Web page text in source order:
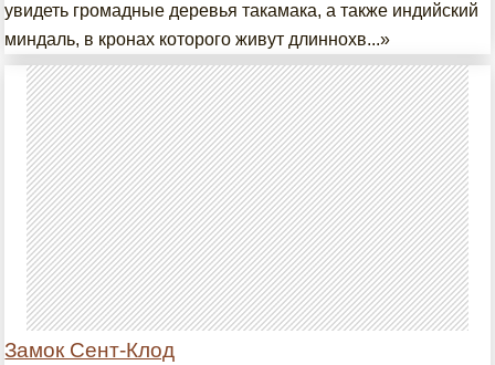
увидеть громадные деревья такамака, а также индийский
миндаль, в кронах которого живут длиннохв...»
Замок Сент-Клод